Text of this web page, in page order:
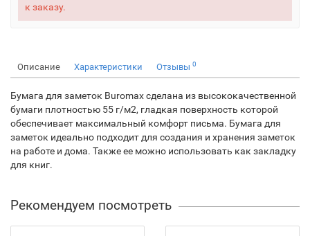
к заказу.
Описание Характеристики Отзывы 0
Бумага для заметок Buromax сделана из высококачественной
бумаги плотностью 55 г/м2, гладкая поверхность которой
обеспечивает максимальный комфорт письма. Бумага для
заметок идеально подходит для создания и хранения заметок
на работе и дома. Также ее можно использовать как закладку
для книг.
Рекомендуем посмотреть